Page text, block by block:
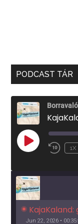
PODCAST TÁR
Borravaló
PLAY
EPISODE
1X
Jun 22, 2026 •